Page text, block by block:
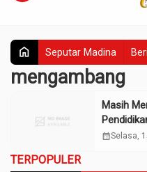
home Seputar Madina
mengambang
Masih
calendar_monthSelasa,
TERPOPULER